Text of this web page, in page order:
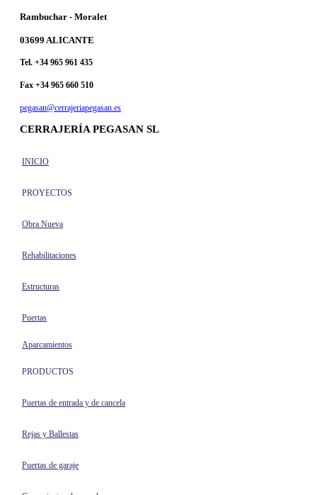
Rambuchar - Moralet
03699 ALICANTE
Tel. +34 965 961 435
Fax +34 965 660 510
pegasan@cerrajeriapegasan.es
CERRAJERÍA PEGASAN SL
INICIO
PROYECTOS
Obra Nueva
Rehabilitaciones
Estructuras
Puertas
Aparcamientos
PRODUCTOS
Puertas de entrada y de cancela
Rejas y Ballestas
Puertas de garaje